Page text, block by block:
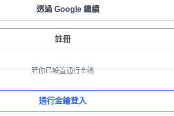
透過 Google 繼續
註冊
若你已設置通行金鑰
通行金鑰登入